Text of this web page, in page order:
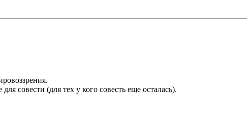
совести (для тех у кого совесть еще осталась).